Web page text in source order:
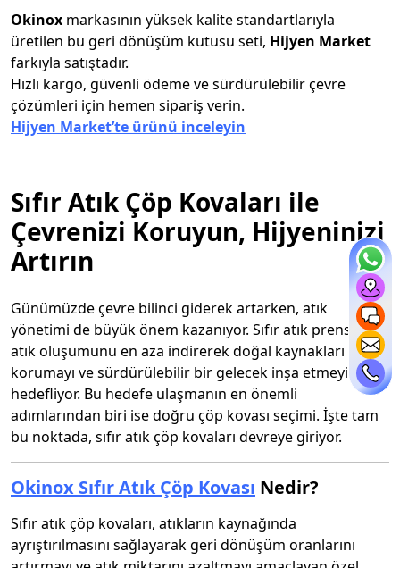
Okinox markasının yüksek kalite standartlarıyla
üretilen bu geri dönüşüm kutusu seti, Hijyen Market
farkıyla satıştadır.
Hızlı kargo, güvenli ödeme ve sürdürülebilir çevre
çözümleri için hemen sipariş verin.
Hijyen Market’te ürünü inceleyin
Sıfır Atık Çöp Kovaları ile
Çevrenizi Koruyun, Hijyeninizi
Artırın
Günümüzde çevre bilinci giderek artarken, atık
yönetimi de büyük önem kazanıyor. Sıfır atık prensibi,
atık oluşumunu en aza indirerek doğal kaynakları
korumayı ve sürdürülebilir bir gelecek inşa etmeyi
hedefliyor. Bu hedefe ulaşmanın en önemli
adımlarından biri ise doğru çöp kovası seçimi. İşte tam
bu noktada, sıfır atık çöp kovaları devreye giriyor.
Okinox Sıfır Atık Çöp Kovası Nedir?
Sıfır atık çöp kovaları, atıkların kaynağında
ayrıştırılmasını sağlayarak geri dönüşüm oranlarını